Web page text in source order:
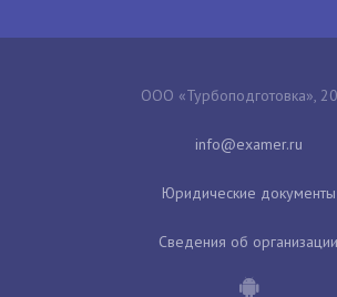
ООО «Турбоподготовка»,
Юридические документы
Сведения об организации